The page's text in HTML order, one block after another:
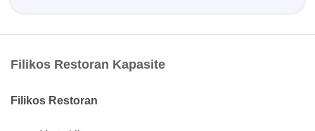
Filikos Restoran Kapasite
Filikos Restoran